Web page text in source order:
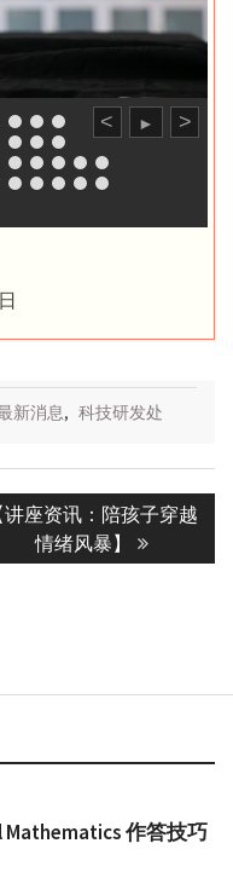
< ► >
新消息, 科技研发处
讲座资讯：陪孩子穿越
情绪风暴】
Mathematics 作答技巧